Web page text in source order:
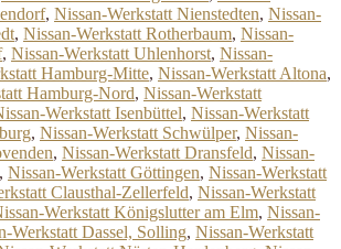
, Nissan-Werkstatt Nienstedten, Nissan-
, Nissan-Werkstatt Rotherbaum, Nissan-
, Nissan-Werkstatt Uhlenhorst, Nissan-
Hamburg-Mitte, Nissan-Werkstatt Altona,
Hamburg-Nord, Nissan-Werkstatt
Werkstatt Isenbüttel, Nissan-Werkstatt
, Nissan-Werkstatt Schwülper, Nissan-
, Nissan-Werkstatt Dransfeld, Nissan-
, Nissan-Werkstatt Göttingen, Nissan-Werkstatt
Clausthal-Zellerfeld, Nissan-Werkstatt
Werkstatt Königslutter am Elm, Nissan-
Werkstatt Dassel, Solling, Nissan-Werkstatt